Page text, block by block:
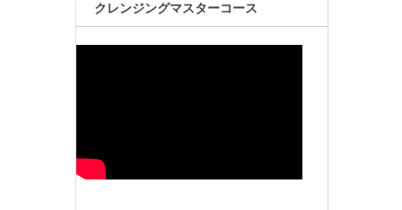
クレンジングマスターコース